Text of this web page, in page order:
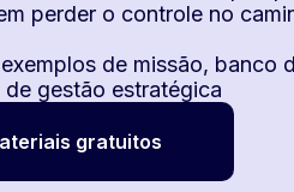
perder o controle no
exemplos de missão, banco
gestão estratégica
gratuitos